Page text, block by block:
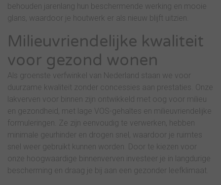
behouden jarenlang hun beschermende werking en mooie
glans, waardoor je houtwerk er als nieuw blijft uitzien.
Milieuvriendelijke kwaliteit
voor gezond wonen
Als groenste verfwinkel van Nederland staan we voor
duurzame kwaliteit zonder concessies aan prestaties. Onze
lakverven voor binnen zijn ontwikkeld met oog voor milieu
en gezondheid, met lage VOS-gehaltes en milieuvriendelijke
formuleringen. Ze zijn eenvoudig te verwerken, hebben
minimale geurhinder en drogen snel, waardoor je ruimtes
snel weer gebruikt kunnen worden. Door te kiezen voor
onze hoogwaardige binnenverven investeer je in langdurige
bescherming en draag je bij aan een gezonder leefklimaat.